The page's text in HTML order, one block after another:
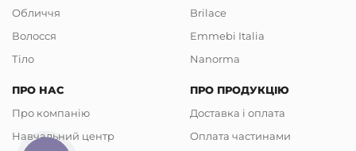
Обличчя
Волосся
Тіло
Brilace
Emmebi Italia
Nanorma
ПРО НАС
Про компанію
Навчальний центр
ПРО ПРОДУКЦІЮ
Доставка і оплата
Оплата частинами